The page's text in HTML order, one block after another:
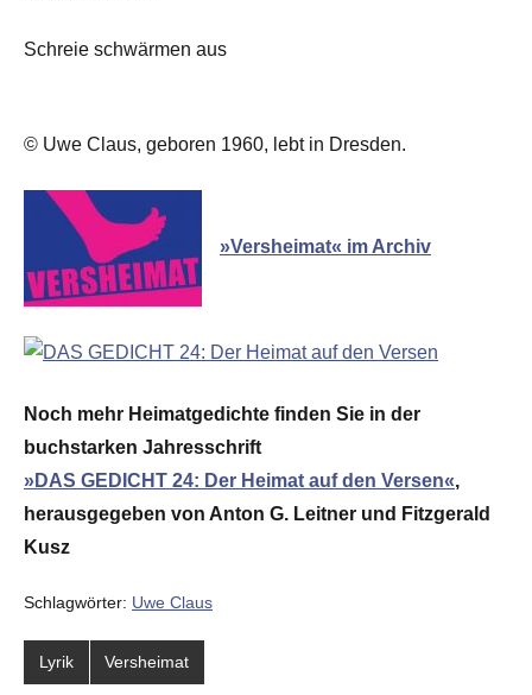
Schreie schwärmen aus
© Uwe Claus, geboren 1960, lebt in Dresden.
»Versheimat« im Archiv
Noch mehr Heimatgedichte finden Sie in der
buchstarken Jahresschrift
»DAS GEDICHT 24: Der Heimat auf den Versen«,
herausgegeben von Anton G. Leitner und Fitzgerald
Kusz
Schlagwörter: Uwe Claus
Lyrik Versheimat